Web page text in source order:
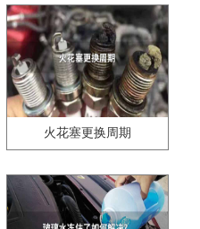
火花塞更换周期